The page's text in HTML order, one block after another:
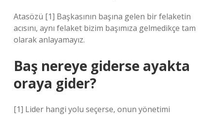
Atasözü [1] Başkasının başına gelen bir felaketin
acısını, aynı felaket bizim başımıza gelmedikçe tam
olarak anlayamayız.
Baş nereye giderse ayakta
oraya gider?
[1] Lider hangi yolu seçerse, onun yönetimi